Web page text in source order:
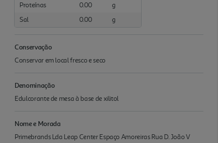
Proteínas 0.00
g
Sal
0.00 g
Conservação
Conservar em local fresco e seco
Denominação
Edulcorante de mesa à base de xilitol
Nome e Morada
Primebrands Lda Leap Center Espaço Amoreiras Rua D. João V